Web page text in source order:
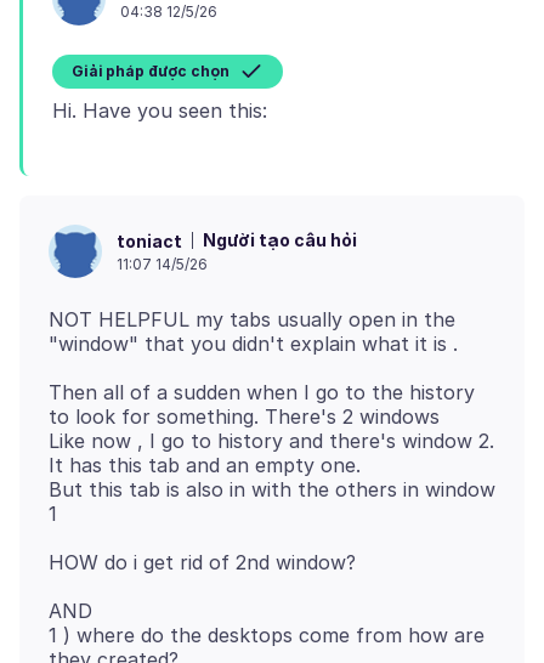
04:38 12/5/26
Giải pháp được chọn
toniact Người tạo câu hỏi
11:07 14/5/26
NOT HELPFUL my tabs usually open in the
Then all of a sudden when I go to the history
to look for something. There's 2 windows
Like now , I go to history and there's window 2.
It has this tab and an empty one.
But this tab is also in with the others in window
AND
1 ) where do the desktops come from how are